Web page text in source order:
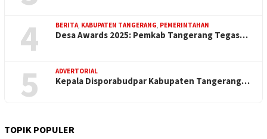
4 BERITA, KABUPATEN TANGERANG, PEMERINTAHAN
Desa Awards 2025: Pemkab Tangerang Tegas…
5 ADVERTORIAL
Kepala Disporabudpar Kabupaten Tangerang…
TOPIK POPULER